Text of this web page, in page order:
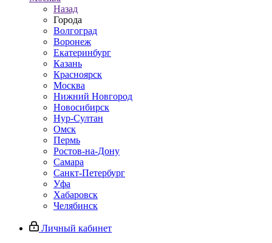
Назад
Города
Волгоград
Воронеж
Екатеринбург
Казань
Красноярск
Москва
Нижний Новгород
Новосибирск
Нур-Султан
Омск
Пермь
Ростов-на-Дону
Самара
Санкт-Петербург
Уфа
Хабаровск
Челябинск
Личный кабинет